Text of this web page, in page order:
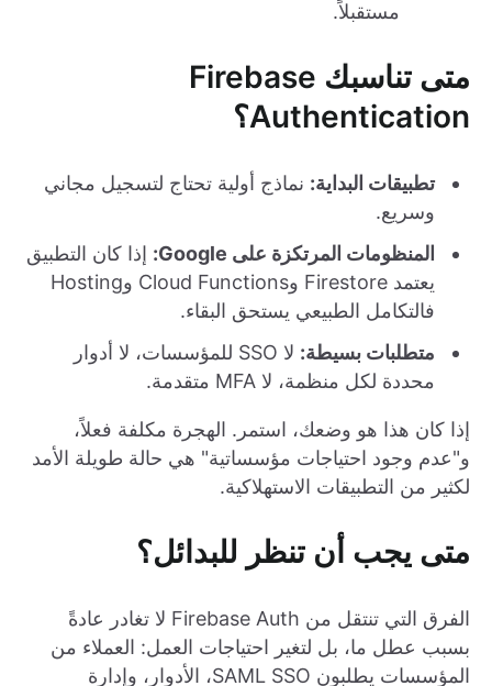
مستقبلاً.
متى تناسبك Firebase
Authentication؟
تطبيقات البداية: نماذج أولية تحتاج لتسجيل مجاني
وسريع.
المنظومات المرتكزة على Google:
إذا كان التطبيق
يعتمد Firestore وCloud Functions وHosting
فالتكامل الطبيعي يستحق البقاء.
متطلبات بسيطة:
لا SSO للمؤسسات، لا أدوار
محددة لكل منظمة، لا MFA متقدمة.
إذا كان هذا هو وضعك، استمر. الهجرة مكلفة فعلاً،
و"عدم وجود احتياجات مؤسساتية" هي حالة طويلة الأمد
لكثير من التطبيقات الاستهلاكية.
متى يجب أن تنظر للبدائل؟
الفرق التي تنتقل من Firebase Auth لا تغادر عادةً
بسبب عطل ما، بل لتغير احتياجات العمل: العملاء من
المؤسسات يطلبون SAML SSO، الأدوار، وإدارة